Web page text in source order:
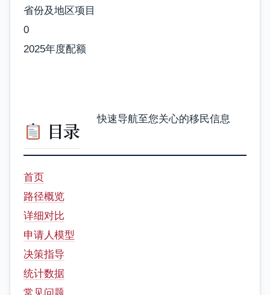
省份及地区项目
0
2025年度配额
目录 快速导航至您关心的移民信息
首页
路径概览
详细对比
申请人模型
决策指导
统计数据